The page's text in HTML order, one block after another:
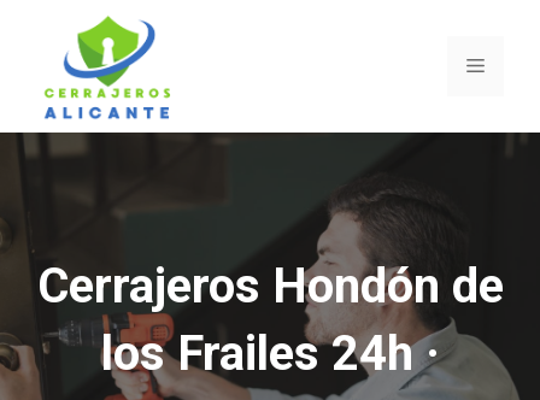
contenido
Menú
Cerrajeros Hondón de
los Frailes 24h ·